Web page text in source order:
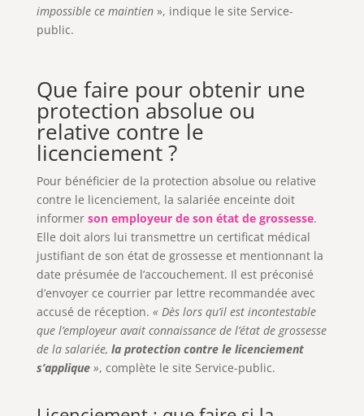
impossible ce maintien », indique le site Service-
public.
Que faire pour obtenir une
protection absolue ou
relative contre le
licenciement ?
Pour bénéficier de la protection absolue ou relative
contre le licenciement, la salariée enceinte doit
informer son employeur de son état de grossesse.
Elle doit alors lui transmettre un certificat médical
justifiant de son état de grossesse et mentionnant la
date présumée de l’accouchement. Il est préconisé
d’envoyer ce courrier par lettre recommandée avec
accusé de réception. « Dès lors qu’il est incontestable
que l’employeur avait connaissance de l’état de grossesse
de la salariée, la protection contre le licenciement
s’applique », complète le site Service-public.